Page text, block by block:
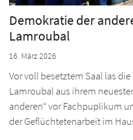
Demokratie der
Lamroubal
16. März 2026
Vor voll besetztem Saal las
Lamroubal aus ihrem
anderen“ vor Fachpuplikum
der Geflüchtetenarbeit im